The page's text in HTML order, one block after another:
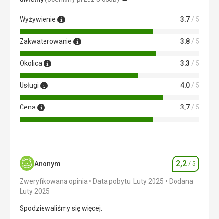
Standard
Ta recenzja została automatycznie przetłumaczona za
pomocą Google Translate
Wyżywienie 3,7 / 5
Zakwaterowanie 3,8 / 5
Okolica 3,3 / 5
Usługi 4,0 / 5
Cena 3,7 / 5
Anonym Ocena
2,2 / 5
Zweryfikowana opinia Data pobytu: Luty 2025
Dodana
Luty 2025
Spodziewaliśmy się więcej.